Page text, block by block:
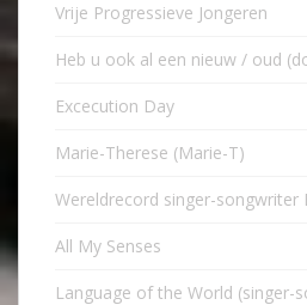
Vrije Progressieve Jongeren
Heb u ook al een nieuw / oud
Excecution Day
Marie-Therese (Marie-T)
Wereldrecord singer-songwriter
All My Senses
Language of the World (singer-